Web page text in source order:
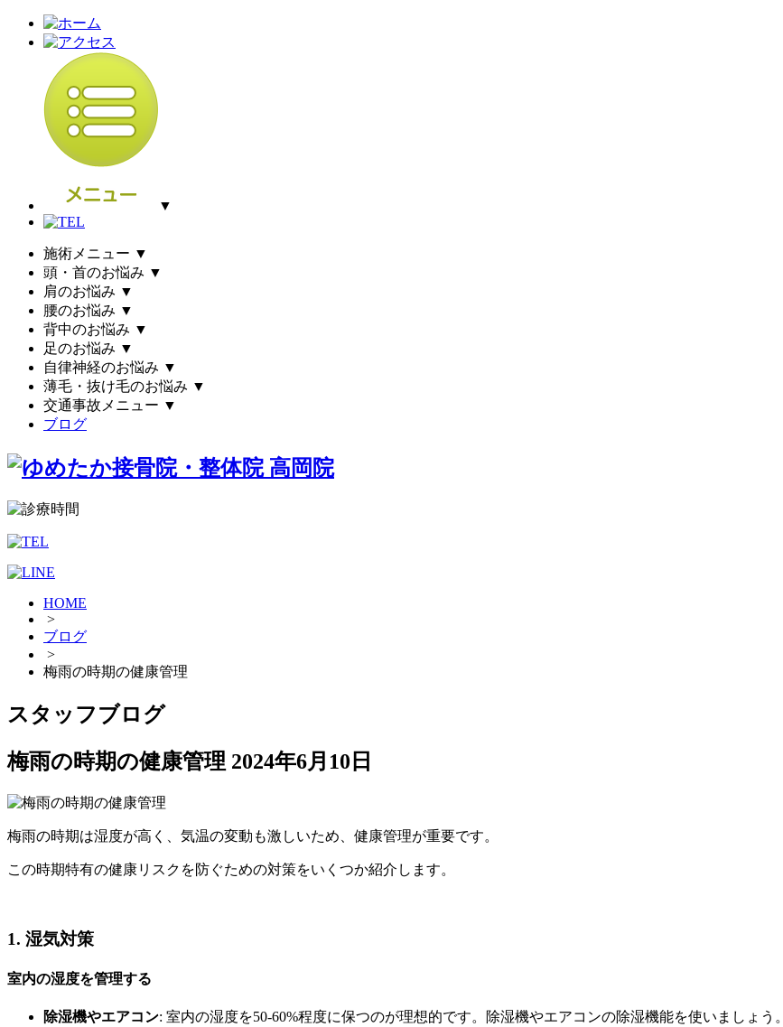
▼
施術メニュー ▼
頭・首のお悩み ▼
肩のお悩み ▼
腰のお悩み ▼
背中のお悩み ▼
足のお悩み ▼
自律神経のお悩み ▼
薄毛・抜け毛のお悩み ▼
交通事故メニュー ▼
ブログ
HOME
>
ブログ
>
梅雨の時期の健康管理
スタッフブログ
梅雨の時期の健康管理 2024年6月10日
梅雨の時期は湿度が高く、気温の変動も激しいため、健康管理が重要です。
この時期特有の健康リスクを防ぐための対策をいくつか紹介します。
1. 湿気対策
室内の湿度を管理する
除湿機やエアコン: 室内の湿度を50-60%程度に保つのが理想的です。除湿機やエアコンの除湿機能を使いましょう。